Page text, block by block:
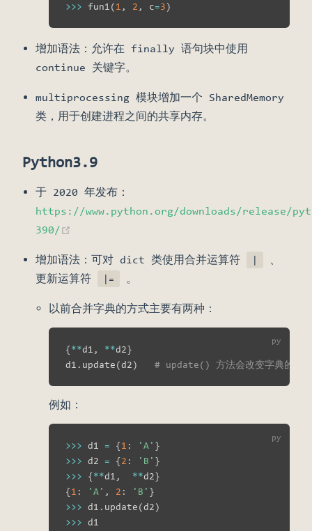
>>> fun1(1 , 2 , c=3)
增加语法：允许在 finally 语句块中使用
continue 关键字。
multiprocessing 模块增加一个 SharedMemory
类，用于创建进程之间的共享内存。
Python3.9
于 2020 年发布：
https://www.python.org/downloads/release/
390/
增加语法：可对 dict 类使用合并运算符
、
更新运算符
|= 。
以前合并字典的方式主要有两种：
{**d1 , **d2}
d1 . update(d2) # update() 方法会改变字典的内
例如：
>>> d1 = {1 : 'A' }
>>> d2 = {2 : 'B' }
>>> {**d1 , **d2}
{1 : 'A' , 2 : 'B' }
>>> d1 . update(d2)
>>>